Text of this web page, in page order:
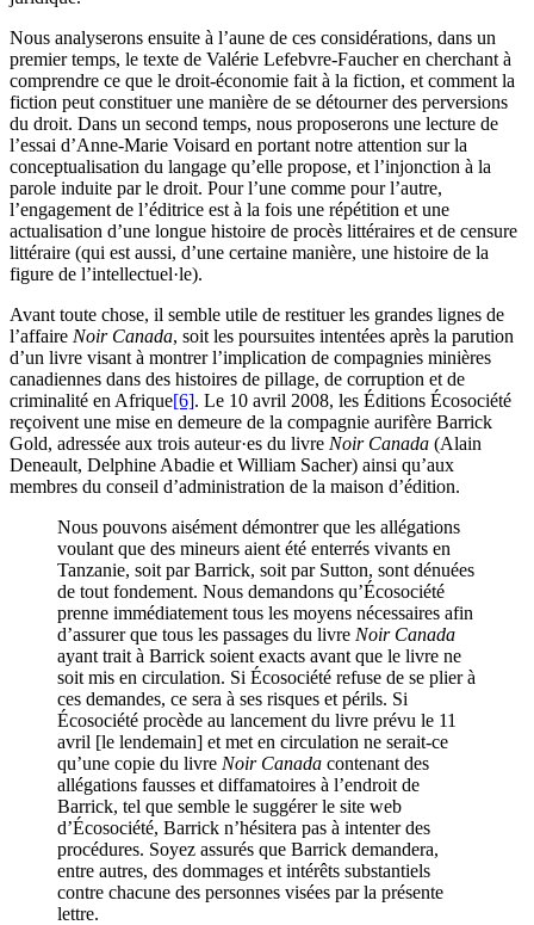
Nous analyserons ensuite à l’aune de ces considérations, dans un
premier temps, le texte de Valérie Lefebvre-Faucher en cherchant à
comprendre ce que le droit-économie fait à la fiction, et comment la
fiction peut constituer une manière de se détourner des perversions
du droit. Dans un second temps, nous proposerons une lecture de
l’essai d’Anne-Marie Voisard en portant notre attention sur la
conceptualisation du langage qu’elle propose, et l’injonction à la
parole induite par le droit. Pour l’une comme pour l’autre,
l’engagement de l’éditrice est à la fois une répétition et une
actualisation d’une longue histoire de procès littéraires et de censure
littéraire (qui est aussi, d’une certaine manière, une histoire de la
figure de l’intellectuel·le).
Avant toute chose, il semble utile de restituer les grandes lignes de
l’affaire Noir Canada, soit les poursuites intentées après la parution
d’un livre visant à montrer l’implication de compagnies minières
canadiennes dans des histoires de pillage, de corruption et de
criminalité en Afrique[6]. Le 10 avril 2008, les Éditions Écosociété
reçoivent une mise en demeure de la compagnie aurifère Barrick
Gold, adressée aux trois auteur·es du livre Noir Canada (Alain
Deneault, Delphine Abadie et William Sacher) ainsi qu’aux
membres du conseil d’administration de la maison d’édition.
Nous pouvons aisément démontrer que les allégations
voulant que des mineurs aient été enterrés vivants en
Tanzanie, soit par Barrick, soit par Sutton, sont dénuées
de tout fondement. Nous demandons qu’Écosociété
prenne immédiatement tous les moyens nécessaires afin
d’assurer que tous les passages du livre Noir Canada
ayant trait à Barrick soient exacts avant que le livre ne
soit mis en circulation. Si Écosociété refuse de se plier à
ces demandes, ce sera à ses risques et périls. Si
Écosociété procède au lancement du livre prévu le 11
avril [le lendemain] et met en circulation ne serait-ce
qu’une copie du livre Noir Canada contenant des
allégations fausses et diffamatoires à l’endroit de
Barrick, tel que semble le suggérer le site web
d’Écosociété, Barrick n’hésitera pas à intenter des
procédures. Soyez assurés que Barrick demandera,
entre autres, des dommages et intérêts substantiels
contre chacune des personnes visées par la présente
lettre.